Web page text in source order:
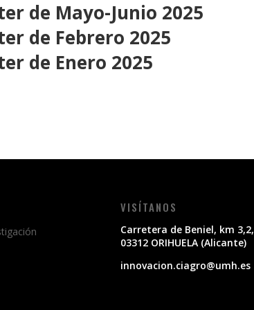
de Mayo-Junio 2025
de Febrero 2025
de Enero 2025
VISÍTANOS
Carretera de Beniel, km 3,2,
03312 ORIHUELA (Alicante)
innovacion.ciagro@umh.es